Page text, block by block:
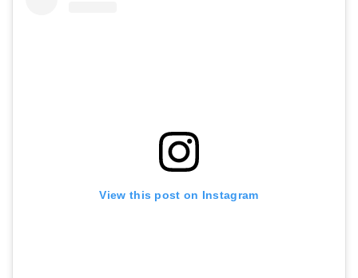
View this post on Instagram